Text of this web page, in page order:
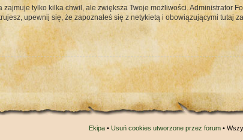
tylko kilka chwil, ale zwiększa Twoje możliwości. Administrator
upewnij się, że zapoznałeś się z netykietą i obowiązującymi tutaj
Ekipa• Usuń cookies utworzone przez forum•